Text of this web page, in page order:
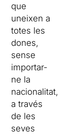
que
uneixen a
totes les
dones,
sense
importar-
ne la
nacionalitat,
a través
de les
seves